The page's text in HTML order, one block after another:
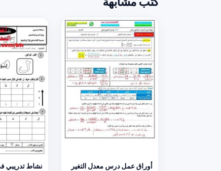
أوراق عمل درس معدل التغير
نشاط تدريبي